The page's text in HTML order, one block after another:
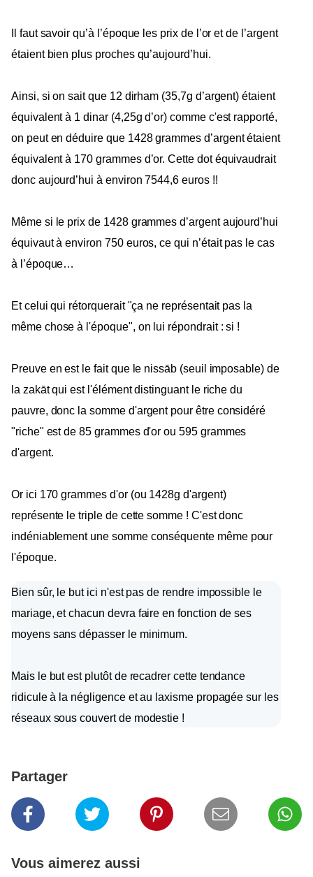
Il faut savoir qu’à l’époque les prix de l’or et de l’argent
étaient bien plus proches qu’aujourd’hui.
Ainsi, si on sait que 12 dirham (35,7g d’argent)étaient
équivalent à 1 dinar (4,25g d’or) comme c'est rapporté,
on peut en déduire que 1428 grammes d’argent étaient
équivalent à 170 grammes d’or. Cette dot équivaudrait
donc aujourd’hui à environ 7544,6 euros !!
Même si le prix de 1428 grammes d’argent aujourd’hui
équivaut àenviron 750 euros, ce qui n’était pas le cas
à l’époque…
Et celui qui rétorquerait "ça ne représentait pas la
même chose à l'époque", on lui répondrait : si !
Preuve en est le fait que le nissāb (seuil imposable) de
la zakāt qui est l'élément distinguant le riche du
pauvre, donc la somme d'argent pour être considéré
"riche" est de 85 grammes d'or ou 595 grammes
d'argent.
Or ici 170 grammes d'or (ou 1428g d'argent)
représente le triple de cette somme ! C'est donc
indéniablement une somme conséquente même pour
l'époque.
Bien sûr, le but ici n'est pas de rendre impossible le
mariage, et chacun devra faire en fonction de ses
moyens sans dépasser le minimum.
Mais le but est plutôt de recadrer cette tendance
ridicule à la négligence et au laxisme propagée sur les
réseaux sous couvert de modestie !
Partager
Vous aimerez aussi